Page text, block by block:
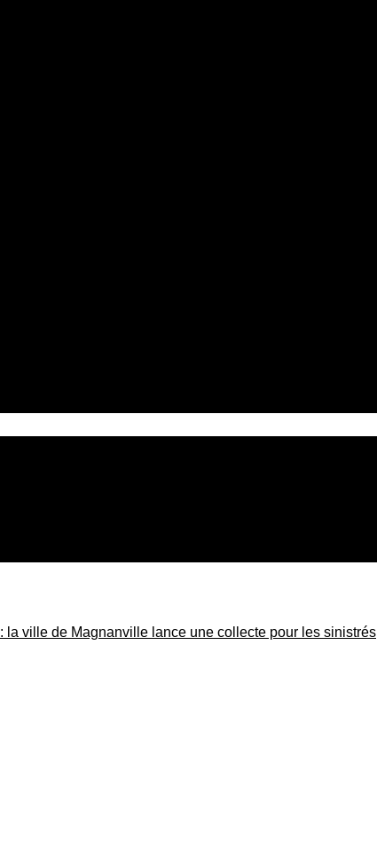
la ville de Magnanville lance une collecte pour les sinistrés